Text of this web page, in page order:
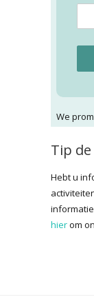
We
Tip
Hebt u
hierom